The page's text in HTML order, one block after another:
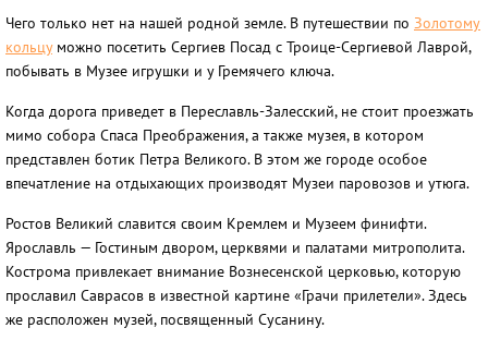
Чего только нет на нашей родной земле. В путешествии по Золотому
кольцуможно посетить Сергиев Посад с Троице-Сергиевой Лаврой,
побывать в Музее игрушки и у Гремячего ключа.
Когда дорога приведет в Переславль-Залесский, не стоит проезжать
мимо собора Спаса Преображения, а также музея, в котором
представлен ботик Петра Великого. В этом же городе особое
впечатление на отдыхающих производят Музеи паровозов и утюга.
Ростов Великий славится своим Кремлем и Музеем финифти.
Ярославль — Гостиным двором, церквями и палатами митрополита.
Кострома привлекает внимание Вознесенской церковью, которую
прославил Саврасов в известной картине «Грачи прилетели». Здесь
же расположен музей, посвященный Сусанину.